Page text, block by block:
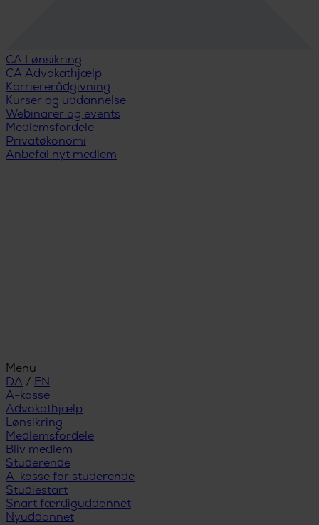
CA Lønsikring
CA Advokathjælp
Karriererådgivning
Kurser og uddannelse
Webinarer og events
Medlemsfordele
Privatøkonomi
Anbefal nyt medlem
Menu
DA / EN
A-kasse
Advokathjælp
Lønsikring
Medlemsfordele
Bliv medlem
Studerende
A-kasse for studerende
Studiestart
Snart færdiguddannet
Nyuddannet